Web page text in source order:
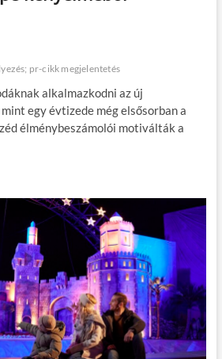
pr-cikk megjelentetés
alkalmazkodni az új
egy évtizede még elsősorban a
élménybeszámolói motiválták a